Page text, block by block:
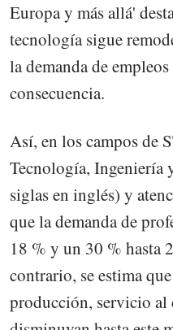
Europa y más allá'
tecnología sigue
la demanda de
consecuencia.
Así, en los campos de
Tecnología, Ingeniería
siglas en inglés) y
que la demanda de
18 % y un 30 % hasta
contrario, se estima
producción, servicio al